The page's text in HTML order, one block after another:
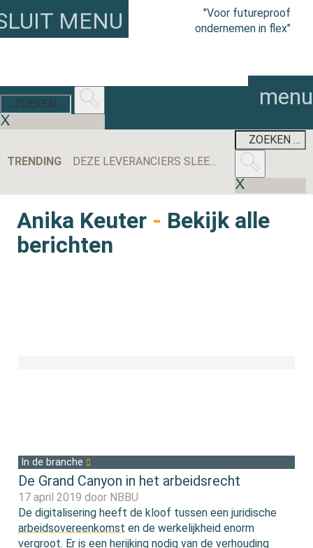
"Voor futureproof
ondernemen in flex"
MENU
menu
TRENDING DEZE LEVERANCIERS SLEEPTEN DE MEESTE AANBESTEDINGEN BINNEN IN 2025
Anika Keuter - Bekijk alle
berichten
In de branche
De Grand Canyon in het arbeidsrecht
17 april 2019 door NBBU
De digitalisering heeft de kloof tussen een juridische
arbeidsovereenkomst en de werkelijkheid enorm
vergroot. Er is een herijking nodig van de verhouding